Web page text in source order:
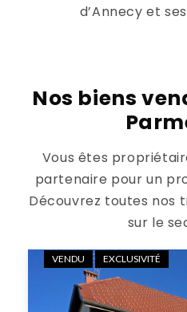
d’Annecy et
Nos biens
Vous êtes
partenaire pour un
Découvrez toutes nos
sur le
VENDU EXCLUSIVITÉ